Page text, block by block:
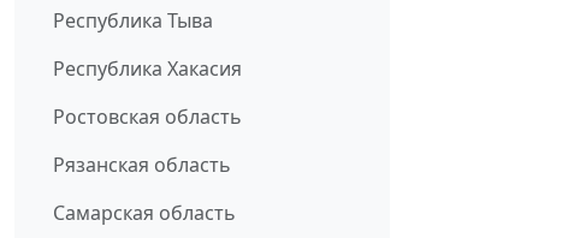
Республика Тыва
Республика Хакасия
Ростовская область
Рязанская область
Самарская область